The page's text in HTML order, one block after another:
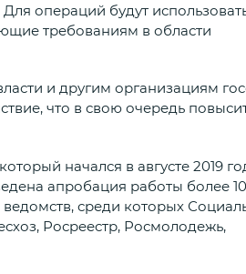
операций будут
требованиям в области
и другим организациям
что в свою очередь
начался в августе 2019
апробация работы более
среди которых
Росреестр, Росмолодежь,